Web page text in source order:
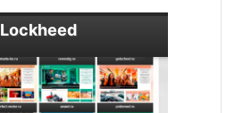
Lockheed